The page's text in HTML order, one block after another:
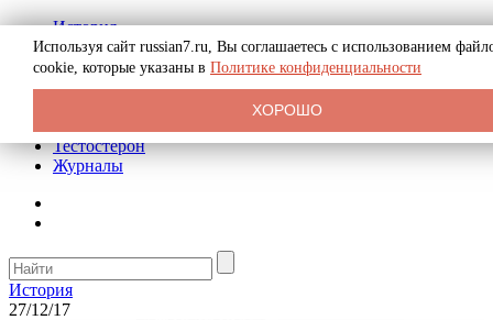
История
Биография
Криминал
Реклама на сайте
Тестостерон
Журналы
История
27/12/17
Используя сайт russian7.ru, Вы соглашаетесь с использованием
cookie, которые указаны в Политике конфиденциальности
ХОРОШО